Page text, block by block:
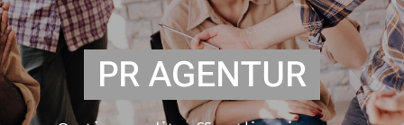
PR AGENTUR